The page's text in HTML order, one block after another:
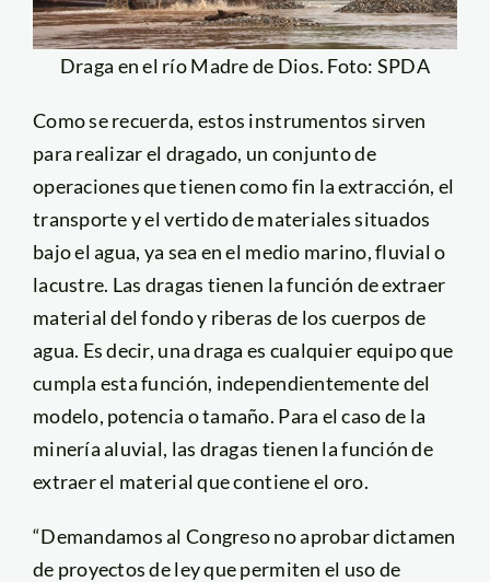
Draga en el río Madre de Dios. Foto: SPDA
Como se recuerda, estos instrumentos sirven
para realizar el dragado, un conjunto de
operaciones que tienen como fin la extracción, el
transporte y el vertido de materiales situados
bajo el agua, ya sea en el medio marino, fluvial o
lacustre. Las dragas tienen la función de extraer
material del fondo y riberas de los cuerpos de
agua. Es decir, una draga es cualquier equipo que
cumpla esta función, independientemente del
modelo, potencia o tamaño. Para el caso de la
minería aluvial, las dragas tienen la función de
extraer el material que contiene el oro.
“Demandamos al Congreso no aprobar dictamen
de proyectos de ley que permiten el uso de